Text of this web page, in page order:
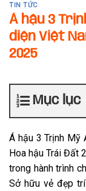
TIN TỨC
Á hậu 3
diện Việt
2025
Mục lục
Á hậu 3 Trịnh Mỹ
Hoa hậu Trái Đất
trong hành trình
Sở hữu vẻ đẹp